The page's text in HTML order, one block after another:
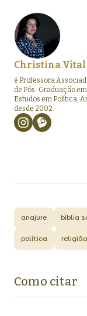
Christina Vital
é Professora
de Pós-Graduação
Estudos em Política,
desde 2002.
anajure bíblia
política religião
Como citar